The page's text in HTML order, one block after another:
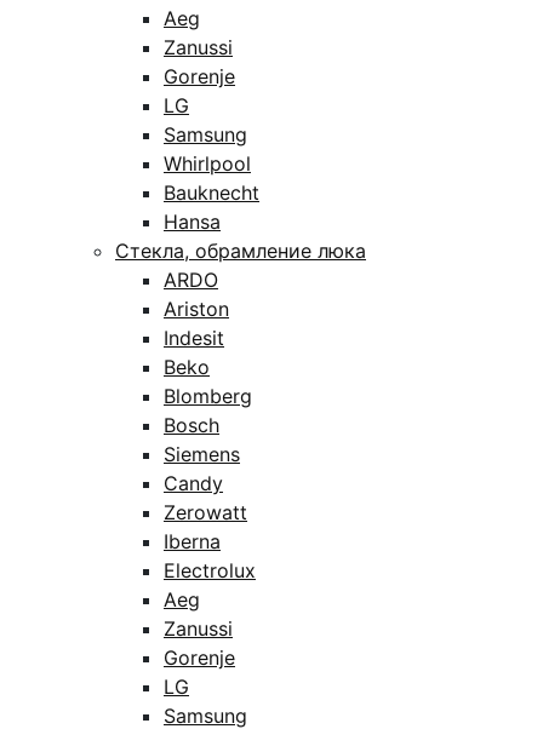
Aeg
Zanussi
Gorenje
LG
Samsung
Whirlpool
Bauknecht
Hansa
Стекла, обрамление люка
ARDO
Ariston
Indesit
Beko
Blomberg
Bosch
Siemens
Candy
Zerowatt
Iberna
Electrolux
Aeg
Zanussi
Gorenje
LG
Samsung